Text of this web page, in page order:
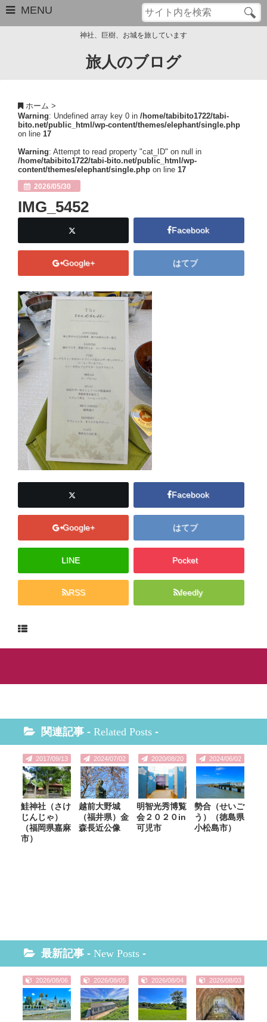
MENU
サイトマップ
Close
神社、巨樹、お城を旅しています
旅人のブログ
ホーム >
Warning: Undefined array key 0 in /home/tabibito1722/tabi-
bito.net/public_html/wp-content/themes/elephant/single.php
on line 17
Warning: Attempt to read property "cat_ID" on null in
/home/tabibito1722/tabi-bito.net/public_html/wp-
content/themes/elephant/single.php on line 17
2026/05/30
IMG_5452
Facebook
Google+ はてブ
Facebook
Google+ はてブ
LINE Pocket
RSS feedly
関連記事 - Related Posts -
2017/09/13
鮭神社（さけ
じんじゃ）
（福岡県嘉麻
市）
2024/07/02
越前大野城
（福井県）金
森長近公像
2020/08/20
明智光秀博覧
会２０２０in
可児市
2024/06/02
勢合（せいご
う）（徳島県
小松島市）
最新記事 - New Posts -
2026/08/06 2026/08/05 2026/08/04 2026/08/03